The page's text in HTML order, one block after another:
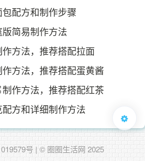
配方和制作步骤
简易制作方法
方法，推荐搭配拉面
方法，推荐搭配蛋黄酱
作方法，推荐搭配红茶
方和详细制作方法
号 | © 圈圈生活网 2025